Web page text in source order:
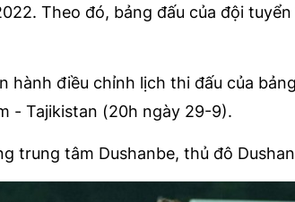
Theo đó, bảng đấu của đội
hành điều chỉnh lịch thi đấu của
- Tajikistan (20h ngày 29-9).
trung tâm Dushanbe, thủ đô